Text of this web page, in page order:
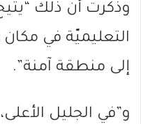
وذكرت أن ذلك
التعليميّة في
إلى منطقة آمنة”.
و”في الجليل